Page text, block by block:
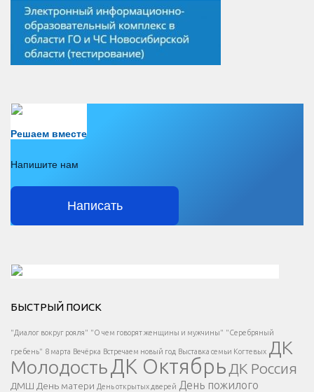
Решаем вместе
Напишите нам
Написать
Есть вопрос?
Напишите нам
</span >
БЫСТРЫЙ ПОИСК
"Диалог вокруг рояля" "О чем говорят женщины и мужчины" "Серебряный
гребень" 8 марта Вечёрка Встречаем новый год Выставка семьи Когтевых ДК
МолодостьДК Октябрь ДК Россия
ДМШ День матери День открытых дверей День пожилого